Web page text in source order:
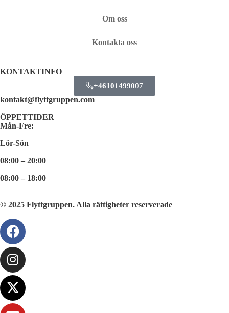
Om oss
Kontakta oss
KONTAKTINFO
+46101499007
kontakt@flyttgruppen.com
ÖPPETTIDER
Mån-Fre:
Lör-Sön
08:00 – 20:00
08:00 – 18:00
© 2025 Flyttgruppen. Alla rättigheter reserverade